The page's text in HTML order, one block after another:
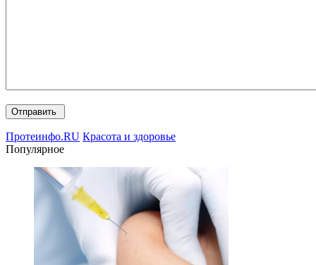
Протеинфо.RU Красота и здоровье
Популярное